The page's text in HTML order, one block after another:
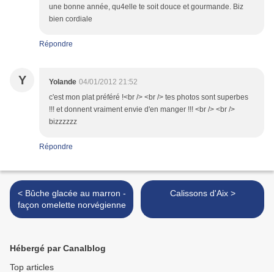
une bonne année, qu4elle te soit douce et gourmande. Biz
bien cordiale
Répondre
Y Yolande 04/01/2012 21:52
c'est mon plat préféré !<br /> <br /> tes photos sont superbes
!!! et donnent vraiment envie d'en manger !!! <br /> <br />
bizzzzzz
Répondre
< Bûche glacée au marron -
façon omelette norvégienne
Calissons d'Aix >
Hébergé par Canalblog
Top articles